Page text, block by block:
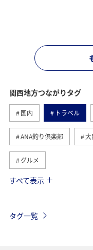
関西地方つながりタグ
国内 トラベル
ANA釣り倶楽部 大
グルメ
京都府
すべて表示
タグ一覧